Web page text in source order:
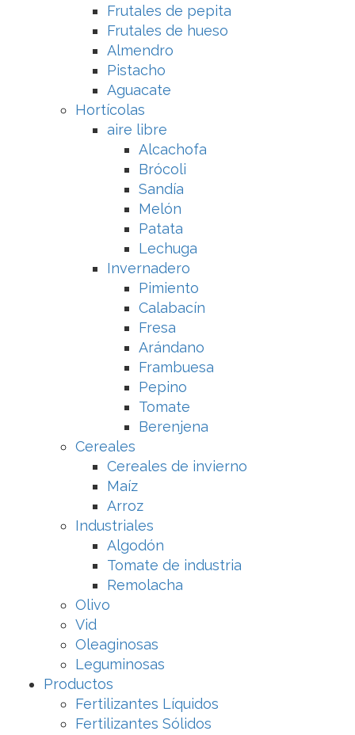
Frutales de pepita
Frutales de hueso
Almendro
Pistacho
Aguacate
Hortícolas
aire libre
Alcachofa
Brócoli
Sandía
Melón
Patata
Lechuga
Invernadero
Pimiento
Calabacín
Fresa
Arándano
Frambuesa
Pepino
Tomate
Berenjena
Cereales
Cereales de invierno
Maíz
Arroz
Industriales
Algodón
Tomate de industria
Remolacha
Olivo
Vid
Oleaginosas
Leguminosas
Productos
Fertilizantes Líquidos
Fertilizantes Sólidos